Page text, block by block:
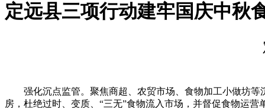
定远县三项行动建牢国庆中秋
强化沉点监管。聚焦商超、农贸市场、食物加工小做坊等
房，杜绝过时、变质、“三无”食物流入市场，并督促食物运